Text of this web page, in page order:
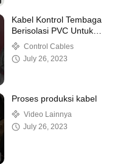
Kabel Kontrol Tembaga
Berisolasi PVC Untuk
Otomasi Industri
Control Cables
July 26, 2023
Proses produksi kabel
Video Lainnya
July 26, 2023